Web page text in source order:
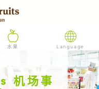
水果 Language
机场事